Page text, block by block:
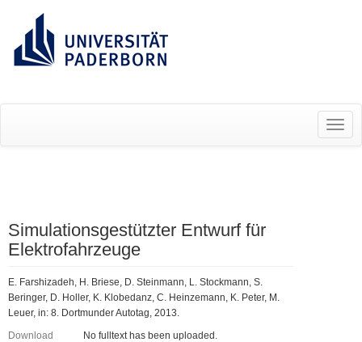
Simulationsgestützter Entwurf für
Elektrofahrzeuge
E. Farshizadeh, H. Briese, D. Steinmann, L. Stockmann, S.
Beringer, D. Holler, K. Klobedanz, C. Heinzemann, K. Peter, M.
Leuer, in: 8. Dortmunder Autotag, 2013.
Download
No fulltext has been uploaded.